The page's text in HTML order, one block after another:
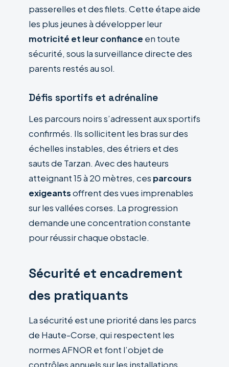
passerelles et des filets. Cette étape aide
les plus jeunes à développer leur
motricité et leur confiance en toute
sécurité, sous la surveillance directe des
parents restés au sol.
Défis sportifs et adrénaline
Les parcours noirs s’adressent aux sportifs
confirmés. Ils sollicitent les bras sur des
échelles instables, des étriers et des
sauts de Tarzan. Avec des hauteurs
atteignant 15 à 20 mètres, ces parcours
exigeantsoffrent des vues imprenables
sur les vallées corses. La progression
demande une concentration constante
pour réussir chaque obstacle.
Sécurité et encadrement
des pratiquants
La sécurité est une priorité dans les parcs
de Haute-Corse, qui respectent les
normes AFNOR et font l’objet de
contrôles annuels sur les installations.